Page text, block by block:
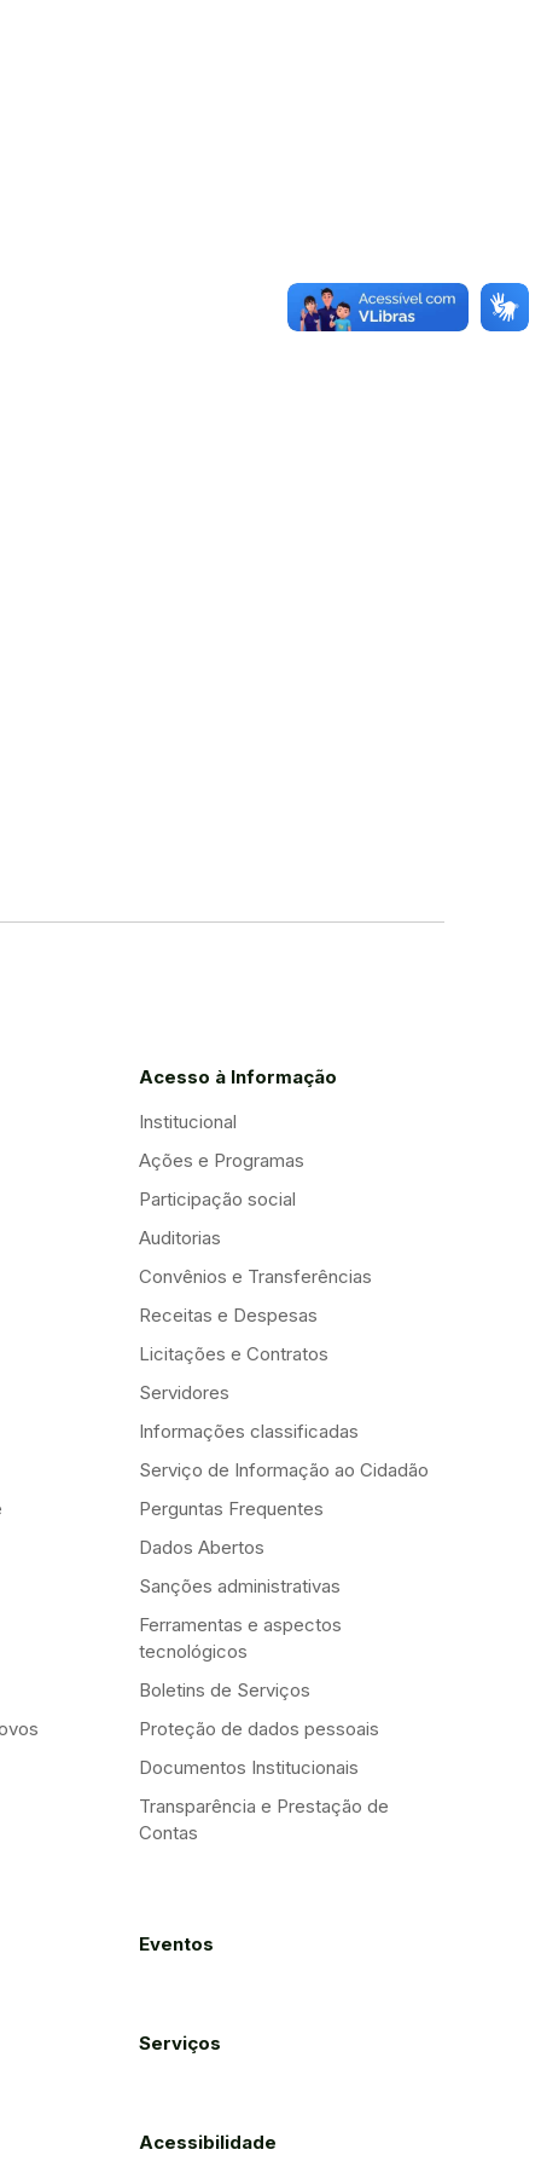
Acesso à Informação
Institucional
Ações e Programas
Participação social
Auditorias
Convênios e Transferências
Receitas e Despesas
Licitações e Contratos
Servidores
Informações classificadas
Serviço de Informação ao Cidadão
Perguntas Frequentes
Dados Abertos
Sanções administrativas
Ferramentas e aspectos
tecnológicos
Boletins de Serviços
Proteção de dados pessoais
Documentos Institucionais
Transparência e Prestação de
Contas
Eventos
Serviços
Acessibilidade